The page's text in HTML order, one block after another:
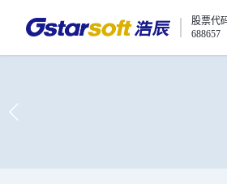
股票代
688657